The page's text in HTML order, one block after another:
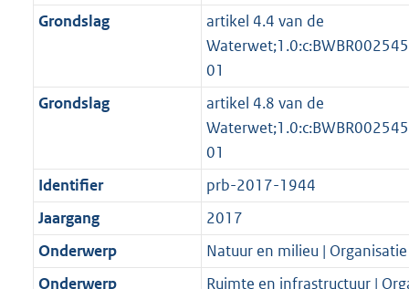
Grondslag
artikel 4.4 van de
01
Grondslag
artikel 4.8 van de
01
Identifier
prb-2017-1944
Jaargang
2017
Onderwerp
Natuur en milieu |
Onderwerp
Ruimte en infrastructuur |